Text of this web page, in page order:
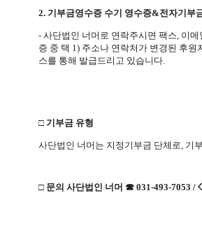
2. 기부금영수증 수기 영수증&전자기부
- 사단법인 너머로 연락주시면 팩스, 이메
증 중 택 1) 주소나 연락처가 변경된 후
스를 통해 발급드리고 있습니다.
□ 기부금 유형
사단법인 너머는 지정기부금 단체로, 기
□ 문의 사단법인 너머 ☎ 031-493-7053